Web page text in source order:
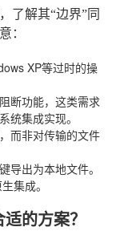
了解其“边界”同
：
XP等过时的操
断功能，这类需求
统集成实现。
而非对传输的文件
导出为本地文件。
集成。
的方案？